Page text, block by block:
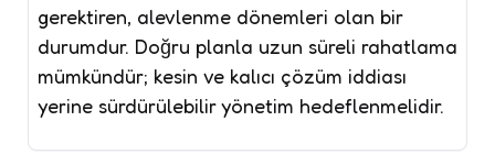
gerektiren, alevlenme dönemleri olan bir
durumdur. Doğru planla uzun süreli rahatlama
mümkündür; kesin ve kalıcı çözüm iddiası
yerine sürdürülebilir yönetim hedeflenmelidir.